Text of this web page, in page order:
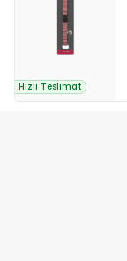
Hızlı Teslimat